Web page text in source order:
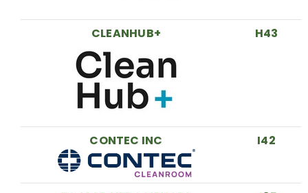
CLEANHUB+ H43
CONTEC INC I42